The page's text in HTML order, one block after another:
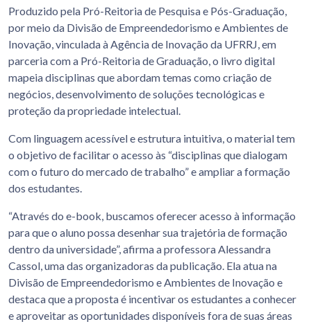
Produzido pela Pró-Reitoria de Pesquisa e Pós-Graduação,
por meio da Divisão de Empreendedorismo e Ambientes de
Inovação, vinculada à Agência de Inovação da UFRRJ, em
parceria com a Pró-Reitoria de Graduação, o livro digital
mapeia disciplinas que abordam temas como criação de
negócios, desenvolvimento de soluções tecnológicas e
proteção da propriedade intelectual.
Com linguagem acessível e estrutura intuitiva, o material tem
o objetivo de facilitar o acesso às “disciplinas que dialogam
com o futuro do mercado de trabalho” e ampliar a formação
dos estudantes.
“Através do e-book, buscamos oferecer acesso à informação
para que o aluno possa desenhar sua trajetória de formação
dentro da universidade”, afirma a professora Alessandra
Cassol, uma das organizadoras da publicação. Ela atua na
Divisão de Empreendedorismo e Ambientes de Inovação e
destaca que a proposta é incentivar os estudantes a conhecer
e aproveitar as oportunidades disponíveis fora de suas áreas